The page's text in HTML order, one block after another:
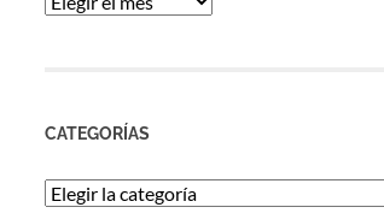
CATEGORÍAS
Categorías